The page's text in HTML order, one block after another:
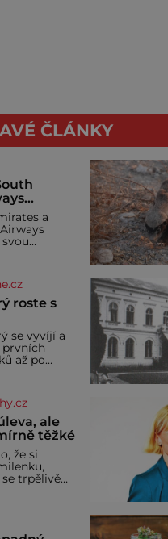
ČLÁNKY
a
dalších
a střední
roste s
se vyvíjí a
až po
a
etapu
potřeby
je
proto
měl
ale
těžké
že si
trpělivě
to jedna z
světě. Ale